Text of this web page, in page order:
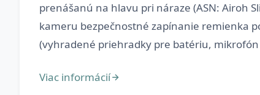
prenášanú na hlavu pri náraze (ASN: Airoh
kameru bezpečnostné zapínanie remienka